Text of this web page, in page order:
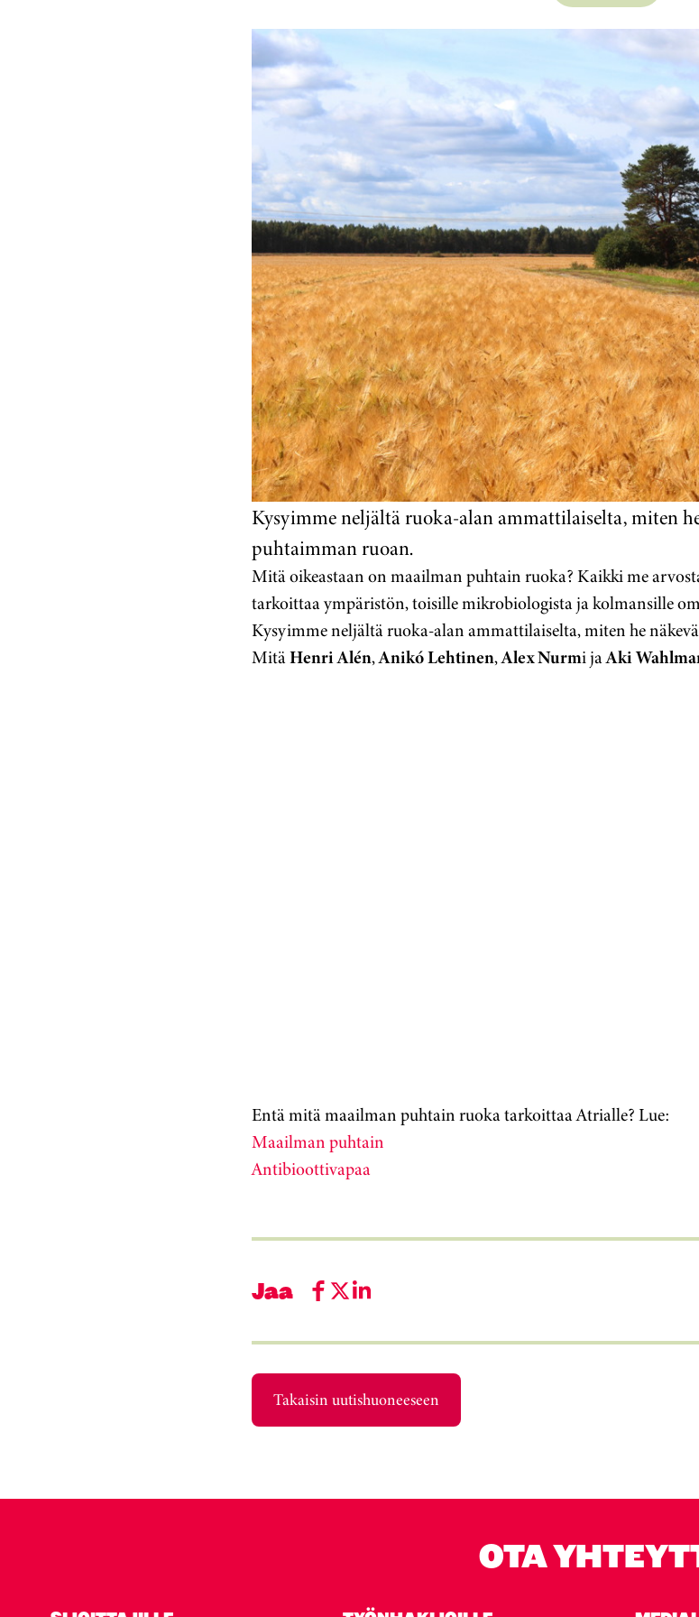
Kysyimme neljältä ruoka-alan ammattilaiselta, miten
puhtaimman ruoan.
Mitä oikeastaan on maailman puhtain ruoka? Kaikki me
tarkoittaa ympäristön, toisille mikrobiologista ja kolmansille
Kysyimme neljältä ruoka-alan ammattilaiselta, miten he
MitäHenri Alén,Anikó Lehtinen,Alex Nurmi jaAki
Entä mitä maailman puhtain ruoka tarkoittaa Atrialle? Lue:
Maailman puhtain
Antibioottivapaa
Jaa
Takaisin uutishuoneeseen
OTA